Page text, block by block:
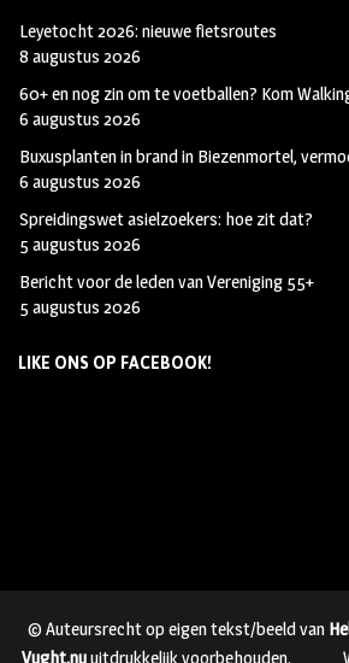
Leyetocht 2026: nieuwe fietsroutes
8 augustus 2026
60+ en nog zin om te voetballen? Kom
6 augustus 2026
Buxusplanten in brand in Biezenmortel,
6 augustus 2026
Spreidingswet asielzoekers: hoe zit dat?
5 augustus 2026
Bericht voor de leden van Vereniging 55+
5 augustus 2026
LIKE ONS OP FACEBOOK!
© Auteursrecht op eigen tekst/beeld van
Vught.nuuitdrukkelijk voorbehouden.